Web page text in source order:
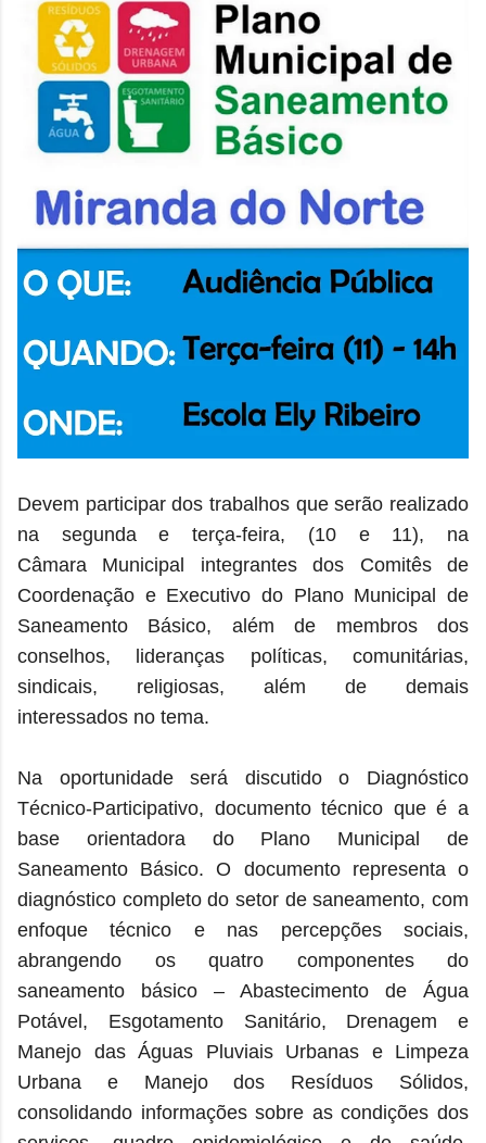
Devem participar dos trabalhos que serão realizado
na segunda e terça-feira, (10 e 11), na
Câmara Municipal integrantes dos Comitês de
Coordenação e Executivo do Plano Municipal de
Saneamento Básico, além de membros dos
conselhos, lideranças políticas, comunitárias,
sindicais, religiosas, além de demais
interessados no tema.
Na oportunidade será discutido o Diagnóstico
Técnico-Participativo, documento técnico que é a
base orientadora do Plano Municipal de
Saneamento Básico.O documento representa o
diagnóstico completo do setor de saneamento, com
enfoque técnico e nas percepções sociais,
abrangendo os quatro componentes do
saneamento básico – Abastecimento de Água
Potável, Esgotamento Sanitário, Drenagem e
Manejo das Águas Pluviais Urbanas e Limpeza
Urbana e Manejo dos Resíduos Sólidos,
consolidando informações sobre as condições dos